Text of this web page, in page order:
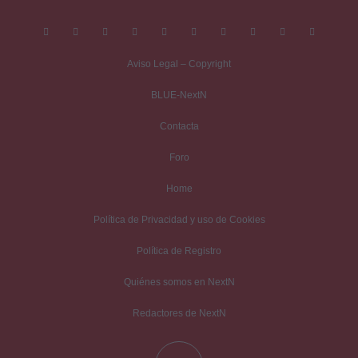
Aviso Legal – Copyright
BLUE-NextN
Contacta
Foro
Home
Política de Privacidad y uso de Cookies
Política de Registro
Quiénes somos en NextN
Redactores de NextN